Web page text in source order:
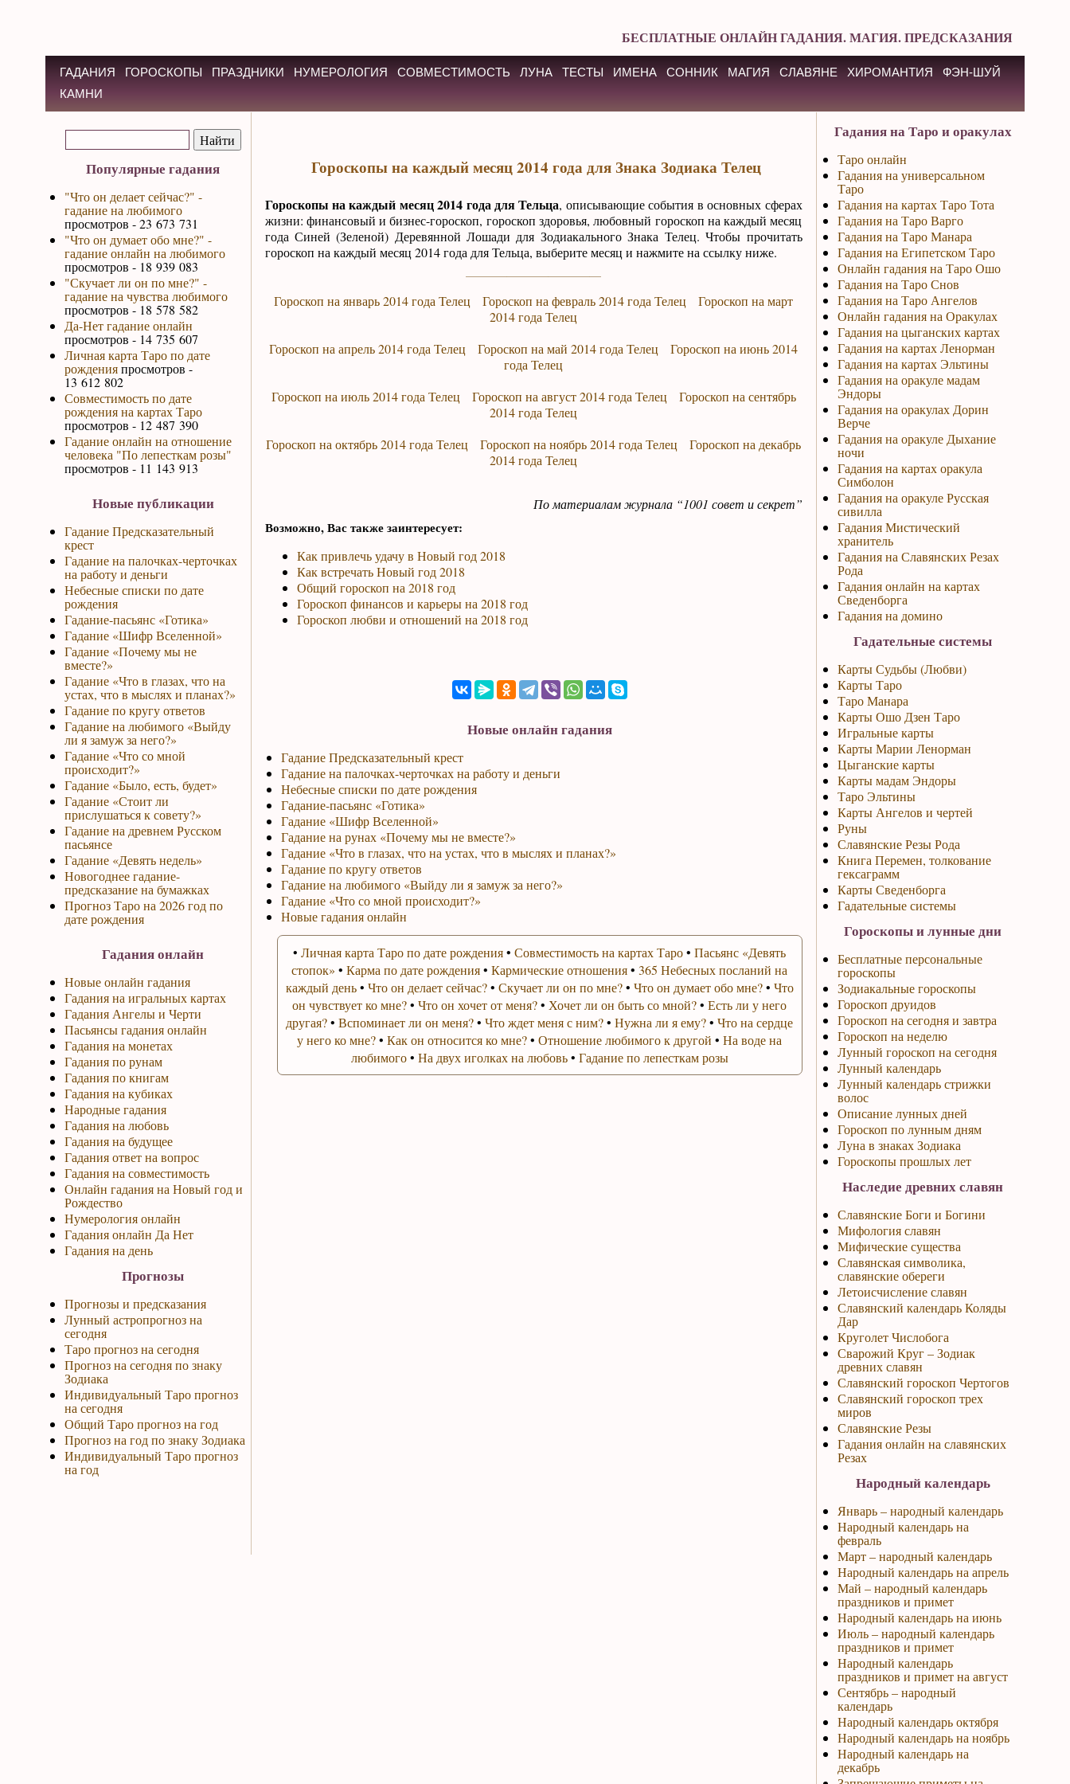
БЕСПЛАТНЫЕ ОНЛАЙН ГАДАНИЯ. МАГИЯ. ПРЕДСКАЗАНИЯ
ГАДАНИЯ ГОРОСКОПЫ ПРАЗДНИКИ НУМЕРОЛОГИЯ СОВМЕСТИМОСТЬ ЛУНА ТЕСТЫ ИМЕНА СОННИК МАГИЯ СЛАВЯНЕ ХИРОМАНТИЯ
ФЭН-ШУЙ
КАМНИ
Популярные гадания
"Что он делает сейчас?" -
гадание на любимого
просмотров - 23 673 731
"Что он думает обо мне?" -
гадание онлайн на любимого
просмотров - 18 939 083
"Скучает ли он по мне?" -
гадание на чувства любимого
просмотров - 18 578 582
Да-Нет гадание онлайн
просмотров - 14 735 607
Личная карта Таро по дате
рожденияпросмотров -
13 612 802
Совместимость по дате
рождения на картах Таро
просмотров - 12 487 390
Гадание онлайн на отношение
человека "По лепесткам розы"
просмотров - 11 143 913
Новые публикации
Гадание Предсказательный
крест
Гадание на палочках-черточках
на работу и деньги
Небесные списки по дате
рождения
Гадание-пасьянс «Готика»
Гадание «Шифр Вселенной»
Гадание «Почему мы не
вместе?»
Гадание «Что в глазах, что на
устах, что в мыслях и планах?»
Гадание по кругу ответов
Гадание на любимого «Выйду
ли я замуж за него?»
Гадание «Что со мной
происходит?»
Гадание «Было, есть, будет»
Гадание «Стоит ли
прислушаться к совету?»
Гадание на древнем Русском
пасьянсе
Гадание «Девять недель»
Новогоднее гадание-
предсказание на бумажках
Прогноз Таро на 2026 год по
дате рождения
Гадания онлайн
Новые онлайн гадания
Гадания на игральных картах
Гадания Ангелы и Черти
Пасьянсы гадания онлайн
Гадания на монетах
Гадания по рунам
Гадания по книгам
Гадания на кубиках
Народные гадания
Гадания на любовь
Гадания на будущее
Гадания ответ на вопрос
Гадания на совместимость
Онлайн гадания на Новый год и
Рождество
Нумерология онлайн
Гадания онлайн Да Нет
Гадания на день
Прогнозы
Прогнозы и предсказания
Лунный астропрогноз на
сегодня
Таро прогноз на сегодня
Прогноз на сегодня по знаку
Зодиака
Индивидуальный Таро прогноз
на сегодня
Общий Таро прогноз на год
Прогноз на год по знаку Зодиака
Индивидуальный Таро прогноз
на год
Гороскопы на каждый месяц 2014 года для Знака Зодиака Телец
Гороскопы на каждый месяц 2014 года для Тельца, описывающие события в основных сферах
жизни: финансовый и бизнес-гороскоп, гороскоп здоровья, любовный гороскоп на каждый месяц
года Синей (Зеленой) Деревянной Лошади для Зодиакального Знака Телец. Чтобы прочитать
гороскоп на каждый месяц 2014 года для Тельца, выберите месяц и нажмите на ссылку ниже.
Гороскоп на январь 2014 года Телец Гороскоп на февраль 2014 года Телец
Гороскоп на март
2014 года Телец
Гороскоп на апрель 2014 года Телец
Гороскоп на май 2014 года Телец
Гороскоп на июнь 2014
года Телец
Гороскоп на июль 2014 года Телец
Гороскоп на август 2014 года Телец
Гороскоп на сентябрь
2014 года Телец
Гороскоп на октябрь 2014 года Телец
Гороскоп на ноябрь 2014 года Телец
Гороскоп на декабрь
2014 года Телец
По материалам журнала “1001 совет и секрет”
Возможно, Вас также заинтересует:
Как привлечь удачу в Новый год 2018
Как встречать Новый год 2018
Общий гороскоп на 2018 год
Гороскоп финансов и карьеры на 2018 год
Гороскоп любви и отношений на 2018 год
Новые онлайн гадания
Гадание Предсказательный крест
Гадание на палочках-черточках на работу и деньги
Небесные списки по дате рождения
Гадание-пасьянс «Готика»
Гадание «Шифр Вселенной»
Гадание на рунах «Почему мы не вместе?»
Гадание «Что в глазах, что на устах, что в мыслях и планах?»
Гадание по кругу ответов
Гадание на любимого «Выйду ли я замуж за него?»
Гадание «Что со мной происходит?»
Новые гадания онлайн
• Личная карта Таро по дате рождения• Совместимость на картах Таро• Пасьянс «Девять
стопок» • Карма по дате рождения• Кармические отношения• 365 Небесных посланий на
каждый день• Что он делает сейчас?• Скучает ли он по мне?• Что он думает обо мне?• Что
он чувствует ко мне?• Что он хочет от меня?• Хочет ли он быть со мной?• Есть ли у него
другая?• Вспоминает ли он меня?• Что ждет меня с ним?• Нужна ли я ему?• Что на сердце
у него ко мне?• Как он относится ко мне?• Отношение любимого к другой • На воде на
любимого• На двух иголках на любовь• Гадание по лепесткам розы
Гадания на Таро и оракулах
Таро онлайн
Гадания на универсальном
Таро
Гадания на картах Таро Тота
Гадания на Таро Варго
Гадания на Таро Манара
Гадания на Египетском Таро
Онлайн гадания на Таро Ошо
Гадания на Таро Снов
Гадания на Таро Ангелов
Онлайн гадания на Оракулах
Гадания на цыганских картах
Гадания на картах Ленорман
Гадания на картах Эльтины
Гадания на оракуле мадам
Эндоры
Гадания на оракулах Дорин
Верче
Гадания на оракуле Дыхание
ночи
Гадания на картах оракула
Симболон
Гадания на оракуле Русская
сивилла
Гадания Мистический
хранитель
Гадания на Славянских Резах
Рода
Гадания онлайн на картах
Сведенборга
Гадания на домино
Гадательные системы
Карты Судьбы (Любви)
Карты Таро
Таро Манара
Карты Ошо Дзен Таро
Игральные карты
Карты Марии Ленорман
Цыганские карты
Карты мадам Эндоры
Таро Эльтины
Карты Ангелов и чертей
Руны
Славянские Резы Рода
Книга Перемен, толкование
гексаграмм
Карты Сведенборга
Гадательные системы
Гороскопы и лунные дни
Бесплатные персональные
гороскопы
Зодиакальные гороскопы
Гороскоп друидов
Гороскоп на сегодня и завтра
Гороскоп на неделю
Лунный гороскоп на сегодня
Лунный календарь
Лунный календарь стрижки
волос
Описание лунных дней
Гороскоп по лунным дням
Луна в знаках Зодиака
Гороскопы прошлых лет
Наследие древних славян
Славянские Боги и Богини
Мифология славян
Мифические существа
Славянская символика,
славянские обереги
Летоисчисление славян
Славянский календарь Коляды
Дар
Круголет Числобога
Сварожий Круг – Зодиак
древних славян
Славянский гороскоп Чертогов
Славянский гороскоп трех
миров
Славянские Резы
Гадания онлайн на славянских
Резах
Народный календарь
Январь – народный календарь
Народный календарь на
февраль
Март – народный календарь
Народный календарь на апрель
Май – народный календарь
праздников и примет
Народный календарь на июнь
Июль – народный календарь
праздников и примет
Народный календарь
праздников и примет на август
Сентябрь – народный
календарь
Народный календарь октября
Народный календарь на ноябрь
Народный календарь на
декабрь